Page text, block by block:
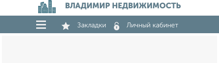
ВЛАДИМИР НЕДВИЖИМОСТЬ
Закладки Личный кабинет